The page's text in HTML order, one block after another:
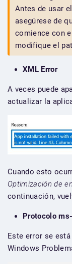
Antes de usar
asegúrese de
comience con
modifique el
XML Error
A veces puede
actualizar la
Cuando esto
Optimización de
continuación,
Protocolo
Este error se
Windows